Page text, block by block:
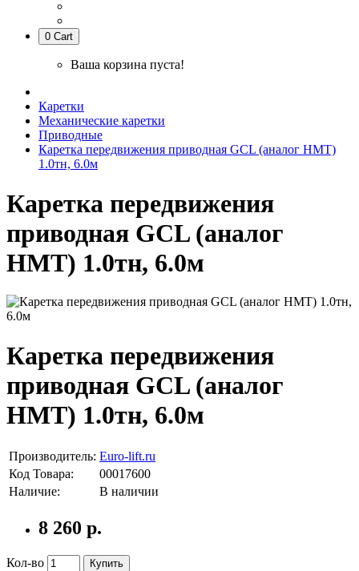
0 Cart
Ваша корзина пуста!
Каретки
Механические каретки
Приводные
Каретка передвижения приводная GCL (аналог HMT)
1.0тн, 6.0м
Каретка передвижения
приводная GCL (аналог
HMT) 1.0тн, 6.0м
Каретка передвижения
приводная GCL (аналог
HMT) 1.0тн, 6.0м
Производитель: Euro-lift.ru
Код Товара:
00017600
Наличие:
В наличии
8 260 р.
Кол-во
Купить